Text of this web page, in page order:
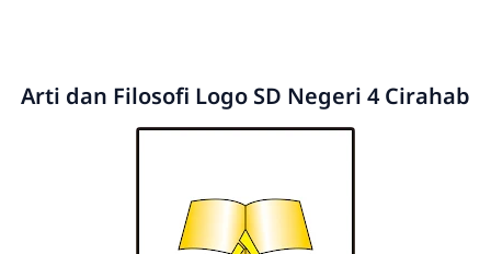
Arti dan Filosofi Logo SD Negeri 4 Cirahab